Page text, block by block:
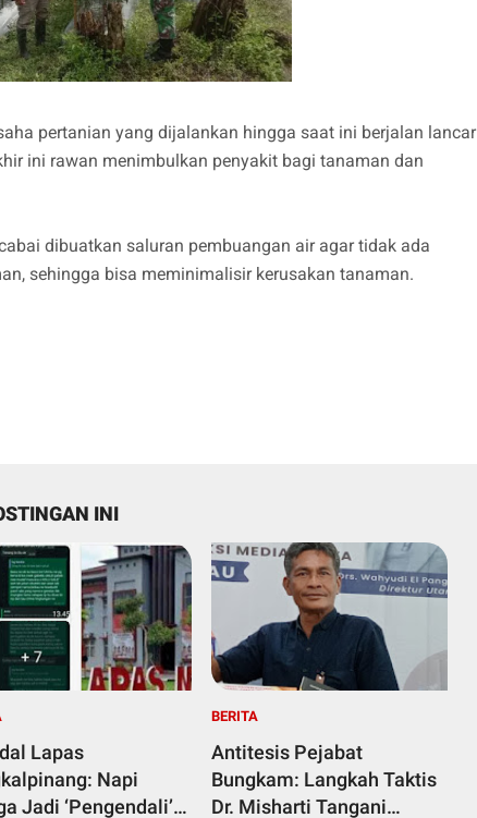
pertanian yang dijalankan hingga saat ini berjalan lancar
ini rawan menimbulkan penyakit bagi tanaman dan
dibuatkan saluran pembuangan air agar tidak ada
sehingga bisa meminimalisir kerusakan tanaman.
INI
Lapas
Napi
Jadi ‘Pengendali’
BERITA
Antitesis Pejabat
Bungkam: Langkah Taktis
Dr. Misharti Tangani